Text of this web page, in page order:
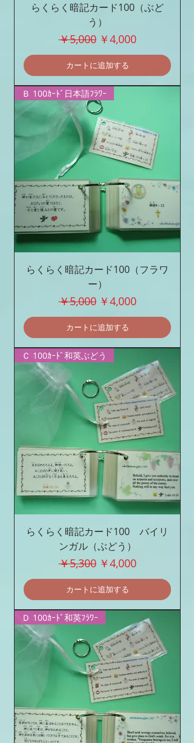
らくらく暗記カード100（ぶど
う）
通常価格
￥5,000 セール価格
￥4,000
カートに追加する
Ｂ 100ｶｰﾄﾞ日本語ﾌﾗﾜｰ
らくらく暗記カード100（フラワ
ー）
通常価格
￥5,000 セール価格
￥4,000
カートに追加する
Ｃ 100ｶｰﾄﾞ和英ぶどう
らくらく暗記カード100 バイリ
ンガル（ぶどう）
通常価格
￥5,300 セール価格
￥4,000
カートに追加する
Ｄ 100ｶｰﾄﾞ和英ﾌﾗﾜｰ